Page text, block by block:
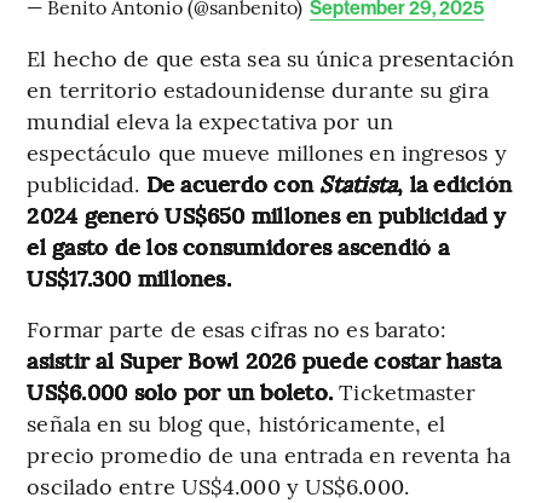
— Benito Antonio (@sanbenito) September 29, 2025
El hecho de que esta sea su única presentación
en territorio estadounidense durante su gira
mundial eleva la expectativa por un
espectáculo que mueve millones en ingresos y
publicidad. De acuerdo con Statista, la edición
2024 generó US$650 millones en publicidad y
el gasto de los consumidores ascendió a
US$17.300 millones.
Formar parte de esas cifras no es barato:
asistir al Super Bowl 2026 puede costar hasta
US$6.000 solo por un boleto.Ticketmaster
señala en su blog que, históricamente, el
precio promedio de una entrada en reventa ha
oscilado entre US$4.000 y US$6.000.